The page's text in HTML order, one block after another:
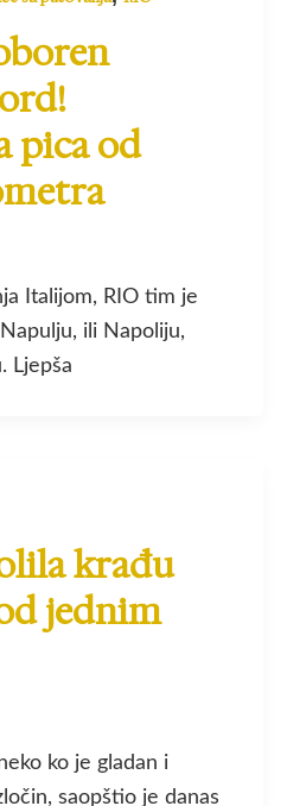
pica od
Italijom, RIO tim je
ili Napoliju,
Ljepša
krađu
jednim
ko je gladan i
saopštio je danas